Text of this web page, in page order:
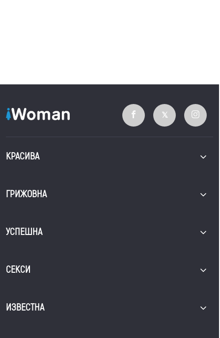
КРАСИВА
ГРИЖОВНА
УСПЕШНА
СЕКСИ
ИЗВЕСТНА